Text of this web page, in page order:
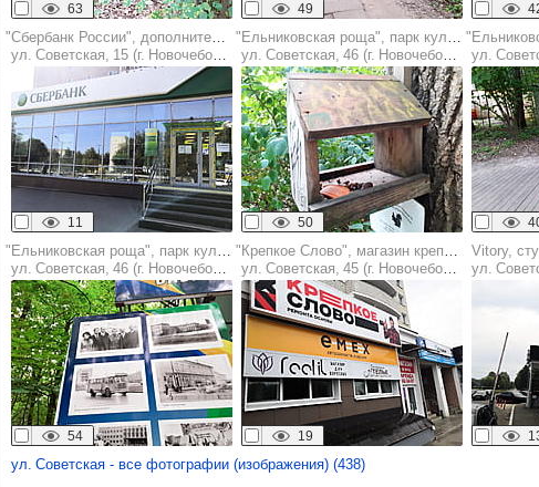
63 49
"Сбербанк России", дополнительный офис №8613/0105
ул. Советская, 15 (г. Новочебоксарск)
11
"Ельниковская роща", парк культуры и отдыха
ул. Советская, 46 (г. Новочебоксарск)
50
ул.
"Ельниковская роща", парк культуры и отдыха
ул. Советская, 46 (г. Новочебоксарск)
54
"Крепкое Слово", магазин крепёжных изделий
ул. Советская, 45 (г. Новочебоксарск)
19
Vitory,
ул.
ул. Советская - все фотографии (изображения) (438)